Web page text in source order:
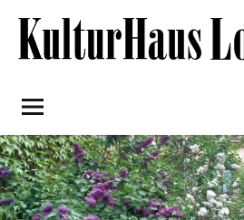
content
Loschwitz